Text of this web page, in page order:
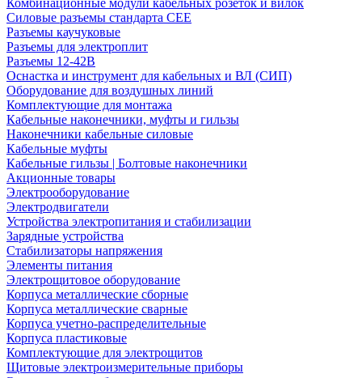
Комбинационные модули кабельных розеток и вилок
Силовые разъемы стандарта CEE
Разъемы каучуковые
Разъемы для электроплит
Разъемы 12-42В
Оснастка и инструмент для кабельных и ВЛ (СИП)
Оборудование для воздушных линий
Комплектующие для монтажа
Кабельные наконечники, муфты и гильзы
Наконечники кабельные силовые
Кабельные муфты
Кабельные гильзы | Болтовые наконечники
Акционные товары
Электрооборудование
Электродвигатели
Устройства электропитания и стабилизации
Зарядные устройства
Стабилизаторы напряжения
Элементы питания
Электрощитовое оборудование
Корпуса металлические сборные
Корпуса металлические сварные
Корпуса учетно-распределительные
Корпуса пластиковые
Комплектующие для электрощитов
Щитовые электроизмерительные приборы